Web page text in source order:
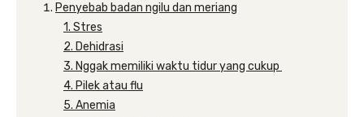
Penyebab badan ngilu dan meriang
1. Stres
2. Dehidrasi
3. Nggak memiliki waktu tidur yang cukup
4. Pilek atau flu
5. Anemia